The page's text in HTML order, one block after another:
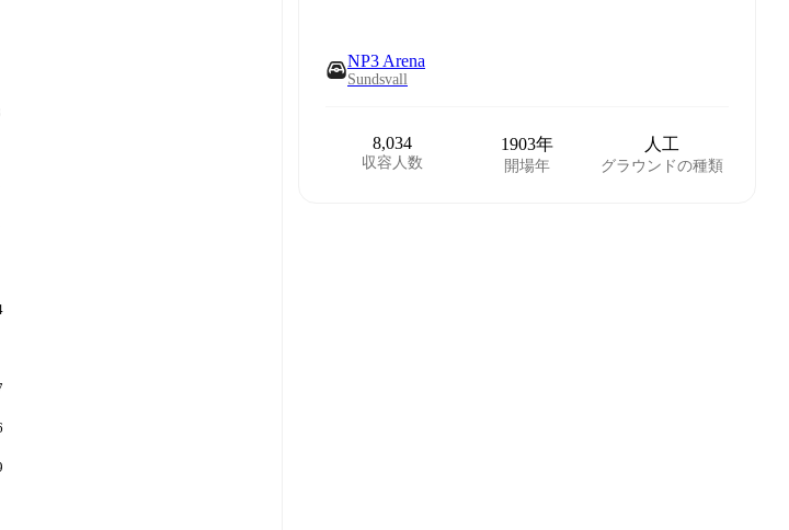
NP3 Arena
Sundsvall
8,034
収容人数
1903年
開場年
人工
グラウンドの種類